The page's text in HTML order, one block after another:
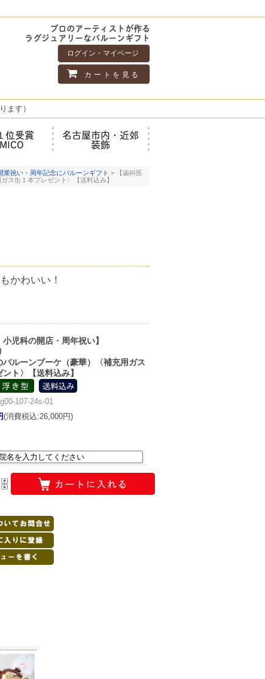
プロのアーティストが作る
ラグジュアリーなバルーンギフト
ログイン・マイページ
カートを見る
ます）
位受賞 名古屋市内・近郊
装飾
業祝い・周年記念にバルーンギフト > 【歯科医
ス缶１本プレゼント〉【送料込み】
かわいい！
小児科の開店・周年祝い】
バルーンブーケ（豪華）〈補充用ガス
ト〉【送料込み】
107-24s-01
(消費税込:26,000円)